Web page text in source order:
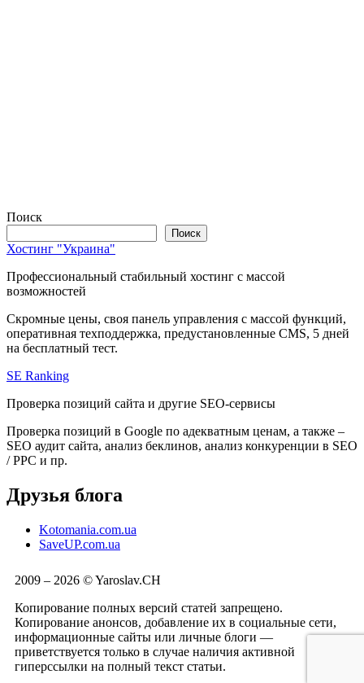
Поиск
Поиск
Хостинг "Украина"
Профессиональный стабильный хостинг с массой
возможностей
Скромные цены, своя панель управления с массой функций,
оперативная техподдержка, предустановленные CMS, 5 дней
на бесплатный тест.
SE Ranking
Проверка позиций сайта и другие SEO-сервисы
Проверка позиций в Google по адекватным ценам, а также –
SEO аудит сайта, анализ беклинов, анализ конкуренции в SEO
/ PPC и пр.
Друзья блога
Kotomania.com.ua
SaveUP.com.ua
2009 – 2026 © Yaroslav.CH
Копирование полных версий статей запрещено.
Копирование анонсов, добавление их в социальные сети,
информационные сайты или личные блоги —
приветствуется только в случае наличия активной
гиперссылки на полный текст статьи.